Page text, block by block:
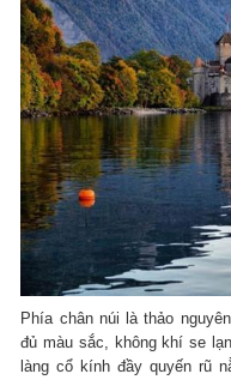
Phía chân núi là thảo
đủ màu sắc, không khí se
làng cổ kính đầy quyến rũ